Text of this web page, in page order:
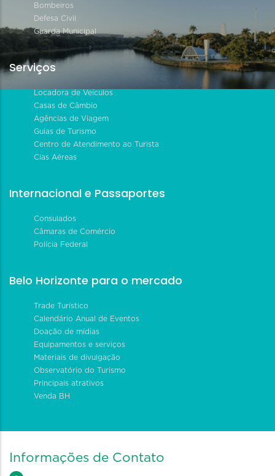
Bombeiros
Defesa Civil
Guarda Municipal
Serviços
Locadora de Veículos
Casas de Câmbio
Agências de Viagem
Guias de Turismo
Centro de Atendimento ao Turista
Cias Aéreas
Internacional e Passaportes
Consulados
Câmaras de Comércio
Polícia Federal
Belo Horizonte para o mercado
Trade Turístico
Calendário Anual de Eventos
Doação de mídias
Equipamentos e serviços
Materiais de divulgação
Observatório do Turismo
Principais atrativos
Venda BH
Informações de Contato